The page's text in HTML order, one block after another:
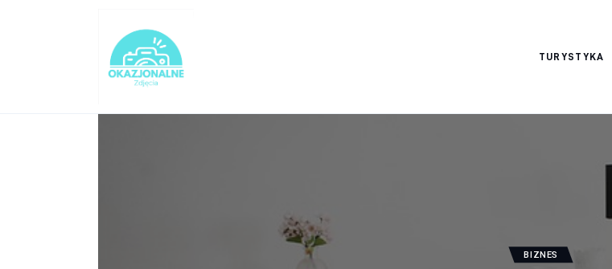
TURYSTYKA
okazjonalne-
BIZNES